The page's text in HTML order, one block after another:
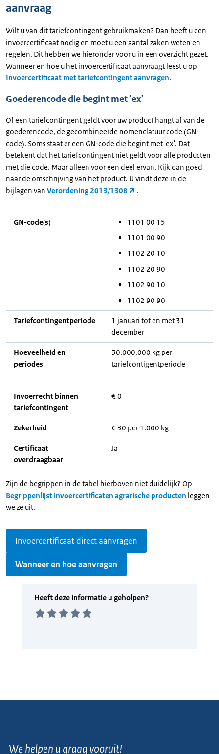
aanvraag
Wilt u van dit tariefcontingent gebruikmaken? Dan heeft u een
invoercertificaat nodig en moet u een aantal zaken weten en
regelen. Dit hebben we hieronder voor u in een overzicht gezet.
Wanneer en hoe u het invoercertificaat aanvraagt leest u op
Invoercertificaat met tariefcontingent aanvragen.
Goederencode die begint met 'ex'
Of een tariefcontingent geldt voor uw product hangt af van de
goederencode, de gecombineerde nomenclatuur code (GN-
code). Soms staat er een GN-code die begint met 'ex'. Dat
betekent dat het tariefcontingent niet geldt voor alle producten
met die code. Maar alleen voor een deel ervan. Kijk dan goed
naar de omschrijving van het product. U vindt deze in de
bijlagen van Verordening 2013/1308 .
GN-code(s)
1101 00 15
1101 00 90
1102 20 10
1102 20 90
1102 90 10
1102 90 90
Tariefcontingentperiode
1 januari tot en met 31
december
Hoeveelheid en
periodes
30.000.000 kg per
tariefcontigentperiode
Invoerrecht binnen
tariefcontingent
€ 0
Zekerheid € 30 per 1.000 kg
Certificaat
overdraagbaar
Ja
Zijn de begrippen in de tabel hierboven niet duidelijk? Op
Begrippenlijst invoercertificaten agrarische producten leggen
we ze uit.
Invoercertificaat direct aanvragen
Wanneer en hoe aanvragen
We helpen u graag vooruit!